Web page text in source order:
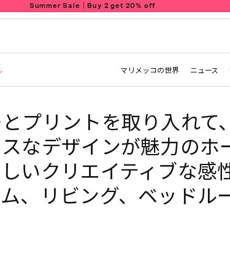
Summer Sale｜Buy 2 get 20% off
マリメッコの世界 ニュース
プリントを取り入れて
なデザインが魅力のホ
いクリエイティブな感
、リビング、ベッドル